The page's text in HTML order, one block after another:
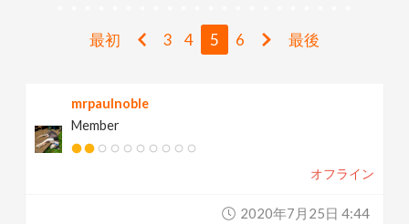
g
最初 3 4 5 6 最後
mrpaulnoble
Member
オフライン
2020年7月25日 4:44